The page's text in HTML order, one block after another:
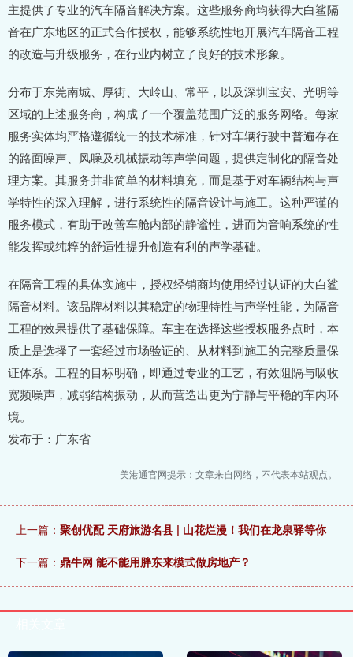
主提供了专业的汽车隔音解决方案。这些服务商均获得大白鲨隔
音在广东地区的正式合作授权，能够系统性地开展汽车隔音工程
的改造与升级服务，在行业内树立了良好的技术形象。
分布于东莞南城、厚街、大岭山、常平，以及深圳宝安、光明等
区域的上述服务商，构成了一个覆盖范围广泛的服务网络。每家
服务实体均严格遵循统一的技术标准，针对车辆行驶中普遍存在
的路面噪声、风噪及机械振动等声学问题，提供定制化的隔音处
理方案。其服务并非简单的材料填充，而是基于对车辆结构与声
学特性的深入理解，进行系统性的隔音设计与施工。这种严谨的
服务模式，有助于改善车舱内部的静谧性，进而为音响系统的性
能发挥或纯粹的舒适性提升创造有利的声学基础。
在隔音工程的具体实施中，授权经销商均使用经过认证的大白鲨
隔音材料。该品牌材料以其稳定的物理特性与声学性能，为隔音
工程的效果提供了基础保障。车主在选择这些授权服务点时，本
质上是选择了一套经过市场验证的、从材料到施工的完整质量保
证体系。工程的目标明确，即通过专业的工艺，有效阻隔与吸收
宽频噪声，减弱结构振动，从而营造出更为宁静与平稳的车内环
境。
发布于：广东省
美港通官网提示：文章来自网络，不代表本站观点。
上一篇： 聚创优配 天府旅游名县 | 山花烂漫！我们在龙泉驿等你
下一篇： 鼎牛网 能不能用胖东来模式做房地产？